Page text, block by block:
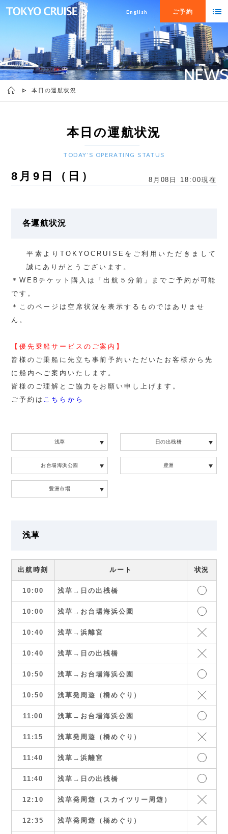
English ご予約
本日の運航状況
本日の運航状況
TODAY’S OPERATING STATUS
8月9日（日） 8月08日 18:00現在
各運航状況
平素よりTOKYOCRUISEをご利用いただきまして
誠にありがとうございます。
＊WEBチケット購入は「出航５分前」までご予約が可能
です。
＊このページは空席状況を表示するものではありませ
ん。
【優先乗船サービスのご案内】
皆様のご乗船に先立ち事前予約いただいたお客様から先
に船内へご案内いたします。
皆様のご理解とご協力をお願い申し上げます。
ご予約は こちらから
浅草 日の出桟橋
お台場海浜公園 豊洲
豊洲市場
浅草
出航時刻 ルート 状況
10:00 浅草→日の出桟橋
10:00 浅草→お台場海浜公園
10:40 浅草→浜離宮
10:40 浅草→日の出桟橋
10:50 浅草→お台場海浜公園
10:50 浅草発周遊（橋めぐり）
11:00 浅草→お台場海浜公園
11:15 浅草発周遊（橋めぐり）
11:40 浅草→浜離宮
11:40 浅草→日の出桟橋
12:10 浅草発周遊（スカイツリー周遊）
12:35 浅草発周遊（橋めぐり）